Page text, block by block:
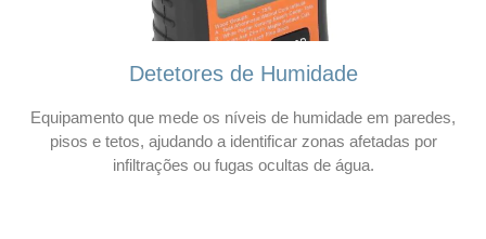
Detetores de Humidade
Equipamento que mede os níveis de humidade em paredes,
pisos e tetos, ajudando a identificar zonas afetadas por
infiltrações ou fugas ocultas de água.